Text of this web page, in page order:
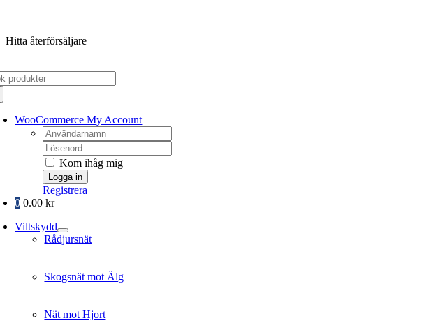
innehållet
Hitta återförsäljare
WooCommerce My Account
Username:
Password:
Kom ihåg mig
Registrera
0 0.00kr
Viltskydd
Rådjursnät
Skogsnät mot Älg
Nät mot Hjort